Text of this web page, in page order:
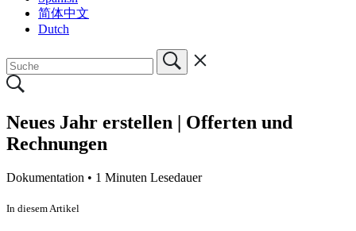
简体中文
Dutch
Neues Jahr erstellen | Offerten und
Rechnungen
Dokumentation • 1 Minuten Lesedauer
In diesem Artikel